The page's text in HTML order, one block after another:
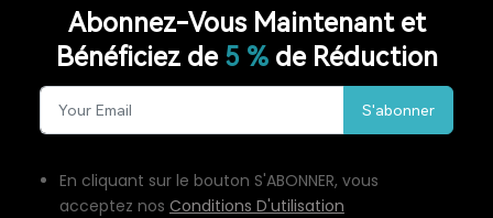
Abonnez-Vous Maintenant et
Bénéficiez de 5 %de Réduction
S'abonner
En cliquant sur le bouton S'ABONNER, vous
acceptez nos Conditions D'utilisation